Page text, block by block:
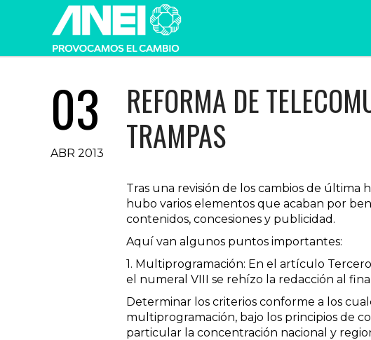
03
ABR 2013
REFORMA DE
TRAMPAS
Tras una revisión de los cambios de
hubo varios elementos que acaban por
contenidos, concesiones y publicidad.
Aquí van algunos puntos importantes:
1. Multiprogramación: En el artículo
el numeral VIII se rehízo la redacción al
Determinar los criterios conforme a los
multiprogramación, bajo los principios de
particular la concentración nacional y